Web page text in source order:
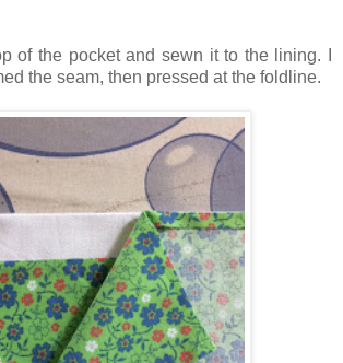
of the pocket and sewn it to the lining. I
the seam, then pressed at the foldline.